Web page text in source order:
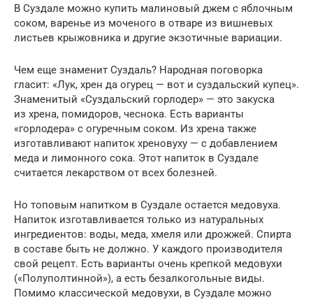
В Суздале можно купить малиновый джем с яблочным
соком, варенье из моченого в отваре из вишневых
листьев крыжовника и другие экзотичные вариации.
Чем еще знаменит Суздаль? Народная поговорка
гласит: «Лук, хрен да огурец — вот и суздальский купец».
Знаменитый «Суздальский горлодер» — это закуска
из хрена, помидоров, чеснока. Есть варианты
«горлодера» с огуречным соком. Из хрена также
изготавливают напиток хреновуху — с добавлением
меда и лимонного сока. Этот напиток в Суздале
считается лекарством от всех болезней.
Но топовым напитком в Суздале остается медовуха.
Напиток изготавливается только из натуральных
ингредиентов: воды, меда, хмеля или дрожжей. Спирта
в составе быть не должно. У каждого производителя
свой рецепт. Есть варианты очень крепкой медовухи
(«Полуполтинной»), а есть безалкогольные виды.
Помимо классической медовухи, в Суздале можно